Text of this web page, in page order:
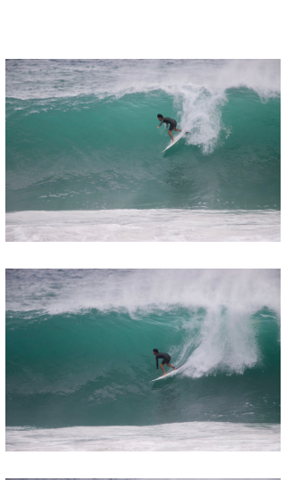
Yasunari Inoue
Yoshiyuki Obata
DELTA FORCE SURF
CBA Films
熊谷素子
Colors MAGAZINE
WAVAL
福島寿実子
中浦“JET”章
進士剛光
田原啓江
植村未来
NOBUFUKU
大野”MAR”修聖
☆加藤
Aichan
chan-U
ECE
G◎Da
H
KOBU
波伝説